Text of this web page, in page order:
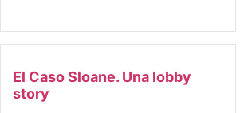
El Caso Sloane. Una lobby
story